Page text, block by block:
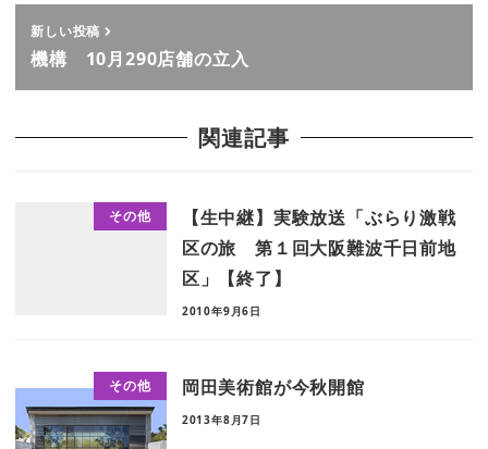
新しい投稿
機構 10月290店舗の立入
関連記事
その他
【生中継】実験放送「ぶらり激戦
区の旅 第１回大阪難波千日前地
区」【終了】
2010年9月6日
その他 岡田美術館が今秋開館
2013年8月7日